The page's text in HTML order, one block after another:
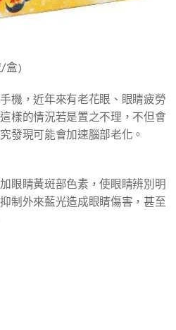
/盒)
機，近年來有老花眼、眼睛疲勞
樣的情況若是置之不理，不但會
發現可能會加速腦部老化。
眼睛黃斑部色素，使眼睛辨別明
制外來藍光造成眼睛傷害，甚至